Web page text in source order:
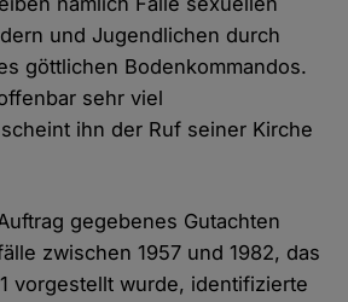
und Jugendlichen durch
göttlichen Bodenkommandos.
sehr viel
ihn der Ruf seiner Kirche
gegebenes Gutachten
zwischen 1957 und 1982, das
vorgestellt wurde, identifizierte